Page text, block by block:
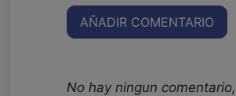
AÑADIR COMENTARIO
No hay ningun